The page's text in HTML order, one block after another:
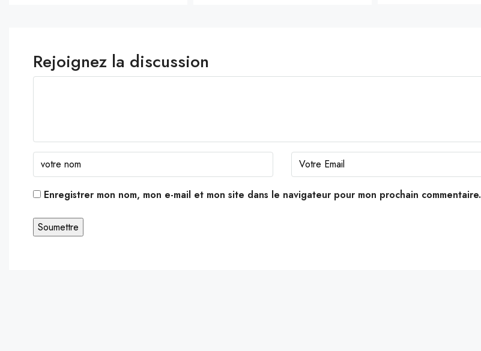
Rejoignez la discussion
Enregistrer mon nom, mon e-mail et mon site dans le navigateur pour mon prochain commentaire.